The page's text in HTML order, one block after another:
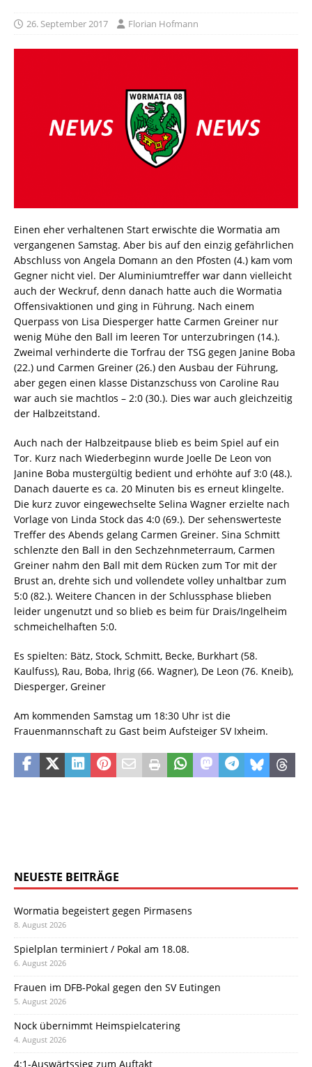
26. September 2017 Florian Hofmann
Einen eher verhaltenen Start erwischte die Wormatia am
vergangenen Samstag. Aber bis auf den einzig gefährlichen
Abschluss von Angela Domann an den Pfosten (4.) kam vom
Gegner nicht viel. Der Aluminiumtreffer war dann vielleicht
auch der Weckruf, denn danach hatte auch die Wormatia
Offensivaktionen und ging in Führung. Nach einem
Querpass von Lisa Diesperger hatte Carmen Greiner nur
wenig Mühe den Ball im leeren Tor unterzubringen (14.).
Zweimal verhinderte die Torfrau der TSG gegen Janine Boba
(22.) und Carmen Greiner (26.) den Ausbau der Führung,
aber gegen einen klasse Distanzschuss von Caroline Rau
war auch sie machtlos – 2:0 (30.). Dies war auch gleichzeitig
der Halbzeitstand.
Auch nach der Halbzeitpause blieb es beim Spiel auf ein
Tor. Kurz nach Wiederbeginn wurde Joelle De Leon von
Janine Boba mustergültig bedient und erhöhte auf 3:0 (48.).
Danach dauerte es ca. 20 Minuten bis es erneut klingelte.
Die kurz zuvor eingewechselte Selina Wagner erzielte nach
Vorlage von Linda Stock das 4:0 (69.). Der sehenswerteste
Treffer des Abends gelang Carmen Greiner. Sina Schmitt
schlenzte den Ball in den Sechzehnmeterraum, Carmen
Greiner nahm den Ball mit dem Rücken zum Tor mit der
Brust an, drehte sich und vollendete volley unhaltbar zum
5:0 (82.). Weitere Chancen in der Schlussphase blieben
leider ungenutzt und so blieb es beim für Drais/Ingelheim
schmeichelhaften 5:0.
Es spielten: Bätz, Stock, Schmitt, Becke, Burkhart (58.
Kaulfuss), Rau, Boba, Ihrig (66. Wagner), De Leon (76. Kneib),
Diesperger, Greiner
Am kommenden Samstag um 18:30 Uhr ist die
Frauenmannschaft zu Gast beim Aufsteiger SV Ixheim.
NEUESTE BEITRÄGE
Wormatia begeistert gegen Pirmasens
8. August 2026
Spielplan terminiert / Pokal am 18.08.
6. August 2026
Frauen im DFB-Pokal gegen den SV Eutingen
5. August 2026
Nock übernimmt Heimspielcatering
4. August 2026
4:1-Auswärtssieg zum Auftakt